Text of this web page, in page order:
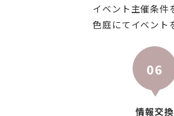
イベント主催条件
色庭にてイベント
06
情報交換